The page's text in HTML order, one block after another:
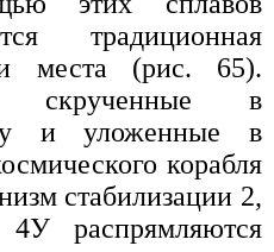
традиционная
места (рис. 65).
скрученные в
и уложенные в
корабля
стабилизации 2,
4У распрямляются